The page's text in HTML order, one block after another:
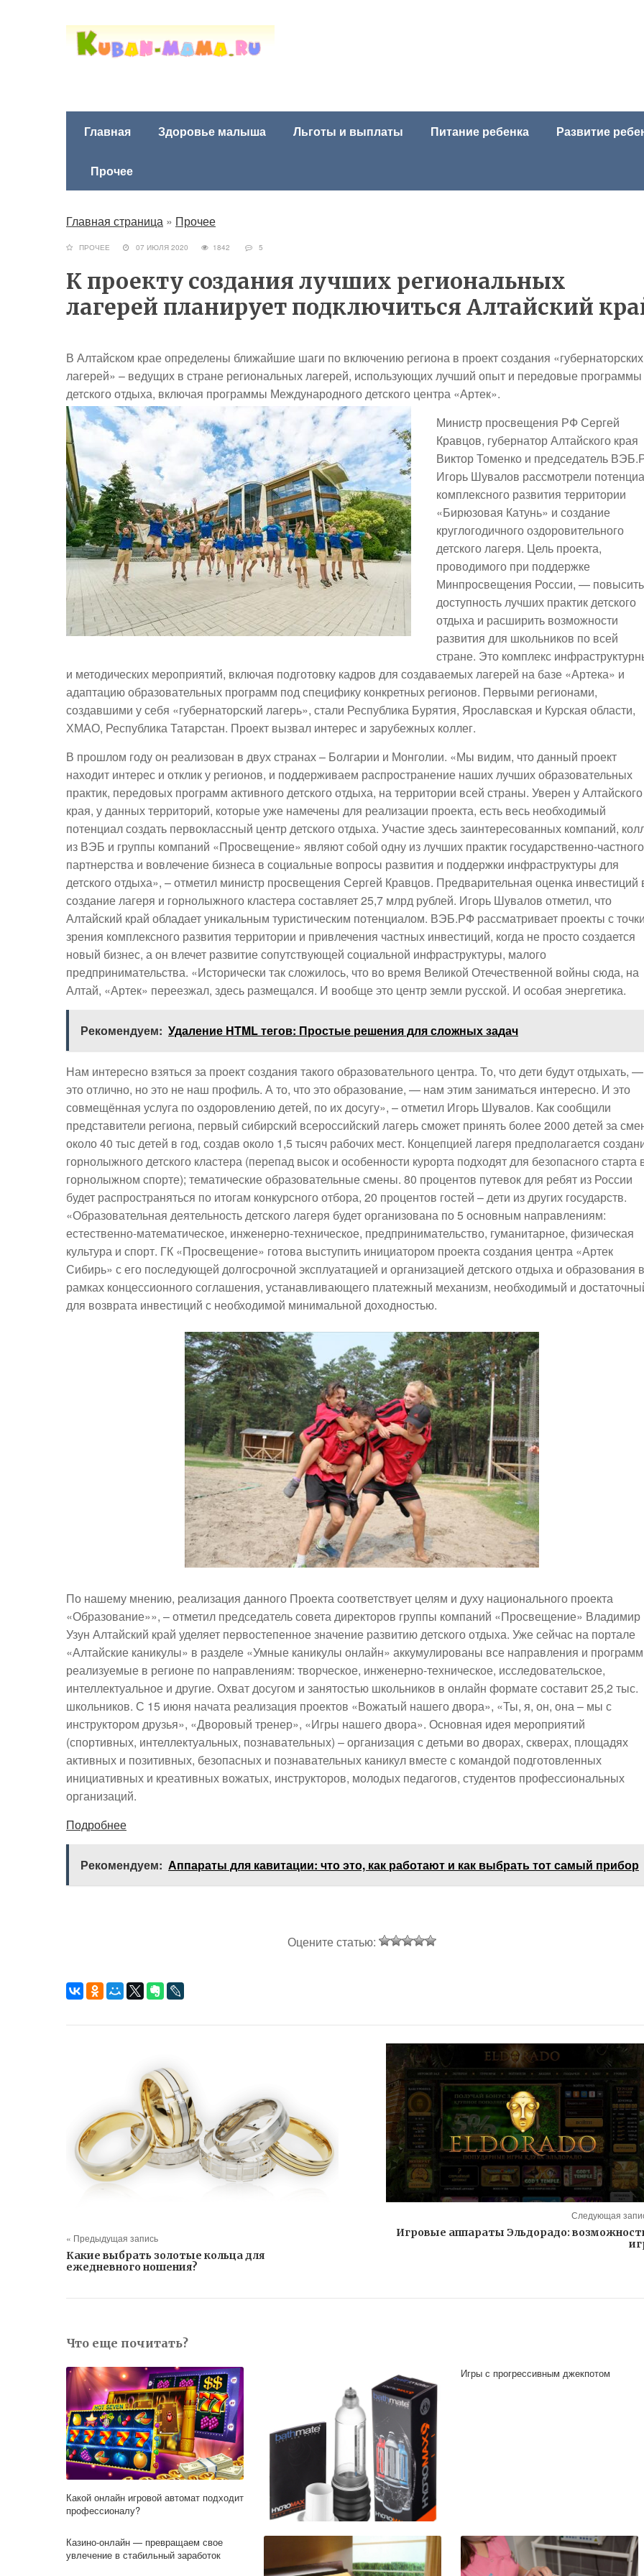
Главная Здоровье малыша Льготы и выплаты Питание ребенка Развитие
Прочее
Главная страница » Прочее
ПРОЧЕЕ 07 ИЮЛЯ 2020 1842 5
К проекту создания лучших региональных
лагерей планирует подключиться Алтайский
В Алтайском крае определены ближайшие шаги по включению региона в проект создания «губернаторских
лагерей» – ведущих в стране региональных лагерей, использующих лучший опыт и передовые программы
детского отдыха, включая программы Международного детского центра «Артек».
Министр просвещения РФ Сергей
Кравцов, губернатор Алтайского края
Виктор Томенко и председатель
Игорь Шувалов рассмотрели
комплексного развития территории
«Бирюзовая Катунь» и создание
круглогодичного оздоровительного
детского лагеря. Цель проекта,
проводимого при поддержке
Минпросвещения России, — повысить
доступность лучших практик детского
отдыха и расширить возможности
развития для школьников по всей
стране. Это комплекс
и методических мероприятий, включая подготовку кадров для создаваемых лагерей на базе «Артека» и
адаптацию образовательных программ под специфику конкретных регионов. Первыми регионами,
создавшими у себя «губернаторский лагерь», стали Республика Бурятия, Ярославская и Курская области,
ХМАО, Республика Татарстан. Проект вызвал интерес и зарубежных коллег.
В прошлом году он реализован в двух странах – Болгарии и Монголии. «Мы видим, что данный проект
находит интерес и отклик у регионов, и поддерживаем распространение наших лучших образовательных
практик, передовых программ активного детского отдыха, на территории всей страны. Уверен у Алтайского
края, у данных территорий, которые уже намечены для реализации проекта, есть весь необходимый
потенциал создать первоклассный центр детского отдыха. Участие здесь заинтересованных компаний,
из ВЭБ и группы компаний «Просвещение» являют собой одну из лучших практик государственно-частного
партнерства и вовлечение бизнеса в социальные вопросы развития и поддержки инфраструктуры для
детского отдыха», – отметил министр просвещения Сергей Кравцов. Предварительная оценка инвестиций
создание лагеря и горнолыжного кластера составляет 25,7 млрд рублей. Игорь Шувалов отметил, что
Алтайский край обладает уникальным туристическим потенциалом. ВЭБ.РФ рассматривает проекты с
зрения комплексного развития территории и привлечения частных инвестиций, когда не просто создается
новый бизнес, а он влечет развитие сопутствующей социальной инфраструктуры, малого
предпринимательства. «Исторически так сложилось, что во время Великой Отечественной войны сюда, на
Алтай, «Артек» переезжал, здесь размещался. И вообще это центр земли русской. И особая энергетика.
Рекомендуем: Удаление HTML тегов: Простые решения для сложных задач
Нам интересно взяться за проект создания такого образовательного центра. То, что дети будут отдыхать, —
это отлично, но это не наш профиль. А то, что это образование, — нам этим заниматься интересно. И это
совмещённая услуга по оздоровлению детей, по их досугу», – отметил Игорь Шувалов. Как сообщили
представители региона, первый сибирский всероссийский лагерь сможет принять более 2000 детей за
около 40 тыс детей в год, создав около 1,5 тысяч рабочих мест. Концепцией лагеря предполагается
горнолыжного детского кластера (перепад высок и особенности курорта подходят для безопасного старта
горнолыжном спорте); тематические образовательные смены. 80 процентов путевок для ребят из России
будет распространяться по итогам конкурсного отбора, 20 процентов гостей – дети из других государств.
«Образовательная деятельность детского лагеря будет организована по 5 основным направлениям:
естественно-математическое, инженерно-техническое, предпринимательство, гуманитарное, физическая
культура и спорт. ГК «Просвещение» готова выступить инициатором проекта создания центра «Артек
Сибирь» с его последующей долгосрочной эксплуатацией и организацией детского отдыха и образования в
рамках концессионного соглашения, устанавливающего платежный механизм, необходимый и
для возврата инвестиций с необходимой минимальной доходностью.
По нашему мнению, реализация данного Проекта соответствует целям и духу национального проекта
«Образование»», – отметил председатель совета директоров группы компаний «Просвещение» Владимир
Узун Алтайский край уделяет первостепенное значение развитию детского отдыха. Уже сейчас на портале
«Алтайские каникулы» в разделе «Умные каникулы онлайн» аккумулированы все направления и
реализуемые в регионе по направлениям: творческое, инженерно-техническое, исследовательское,
интеллектуальное и другие. Охват досугом и занятостью школьников в онлайн формате составит 25,2 тыс.
школьников. С 15 июня начата реализация проектов «Вожатый нашего двора», «Ты, я, он, она – мы с
инструктором друзья», «Дворовый тренер», «Игры нашего двора». Основная идея мероприятий
(спортивных, интеллектуальных, познавательных) – организация с детьми во дворах, скверах, площадях
активных и позитивных, безопасных и познавательных каникул вместе с командой подготовленных
инициативных и креативных вожатых, инструкторов, молодых педагогов, студентов профессиональных
организаций.
Подробнее
Рекомендуем: Аппараты для кавитации: что это, как работают и как выбрать тот самый прибор
Оцените статью:
« Предыдущая запись
Какие выбрать золотые кольца для
ежедневного ношения?
Следующая
Игровые аппараты Эльдорадо:
Что еще почитать?
Какой онлайн игровой автомат подходит
профессионалу?
Bathmate + гидропомпа для мужчин —
Игры с прогрессивным джекпотом
Казино-онлайн — превращаем свое
увлечение в стабильный заработок